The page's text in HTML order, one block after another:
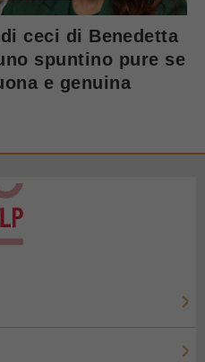
ceci di Benedetta
spuntino pure se
e genuina